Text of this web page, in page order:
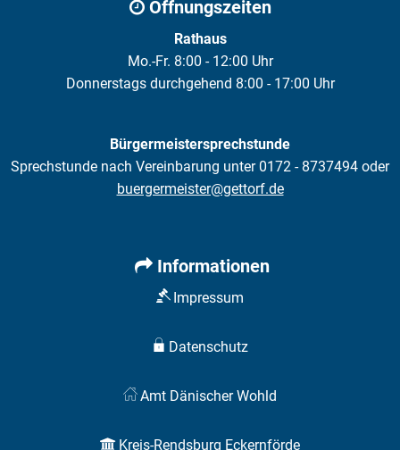
Öffnungszeiten
Rathaus
Mo.-Fr. 8:00 - 12:00 Uhr
Donnerstags durchgehend 8:00 - 17:00 Uhr
Bürgermeistersprechstunde
Sprechstunde nach Vereinbarung unter 0172 - 8737494 oder
buergermeister@gettorf.de
Informationen
Impressum
Datenschutz
Amt Dänischer Wohld
Kreis-Rendsburg Eckernförde